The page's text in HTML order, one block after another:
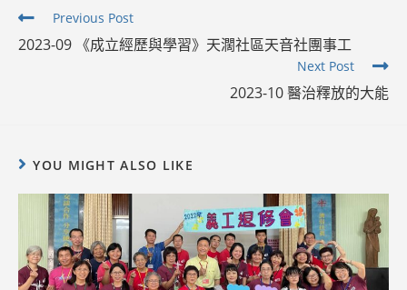
Read
articles
Previous Post
2023-09 《成立經歷與學習》天濶社區天音社團事工
Next Post
2023-10 醫治釋放的大能
YOU MIGHT ALSO LIKE